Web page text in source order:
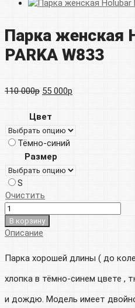
Парка женская
PARKA W833
110 000р Первоначальная
составляла
000р.
55 000р
55
Цвет
Тёмно-синий
Размер
S
Очистить
В корзину
Описание
Парка хорошей длины ( до
хлопка в тёмно-синем цвете ,
и дождю. Модель имеет